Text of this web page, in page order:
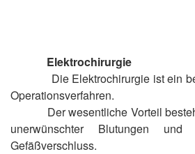
Elektrochirurgie
Die Elektrochirurgie ist ein
Operationsverfahren.
Der wesentliche Vorteil besteht
unerwünschter Blutungen und
Gefäßverschluss.